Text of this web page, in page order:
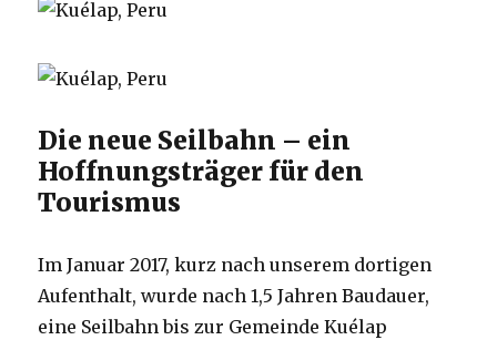
Die neue Seilbahn – ein
Hoffnungsträger für den
Tourismus
Im Januar 2017, kurz nach unserem dortigen
Aufenthalt, wurde nach 1,5 Jahren Baudauer,
eine Seilbahn bis zur Gemeinde Kuélap